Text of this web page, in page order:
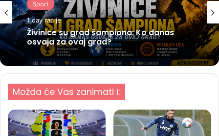
Sport
1 day ranije
Živinice su grad šampiona: Ko danas
osvaja za ovaj grad?
Možda će Vas zanimati i: